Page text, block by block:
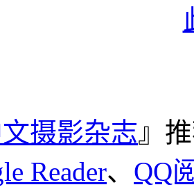
摄影杂志』
Reader、 QQ